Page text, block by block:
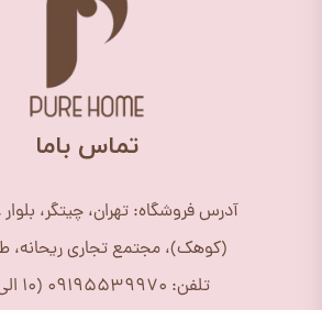
​تماس باما
آدرس فروشگاه: تهران، چیتگر، بلوار
(کوهک)، مجتمع تجاری ریحانه،
تلفن: 09195539970 (10 الی 18 )